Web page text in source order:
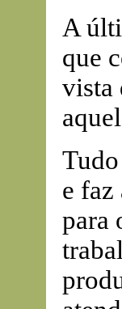
A
que
vista
e faz
para